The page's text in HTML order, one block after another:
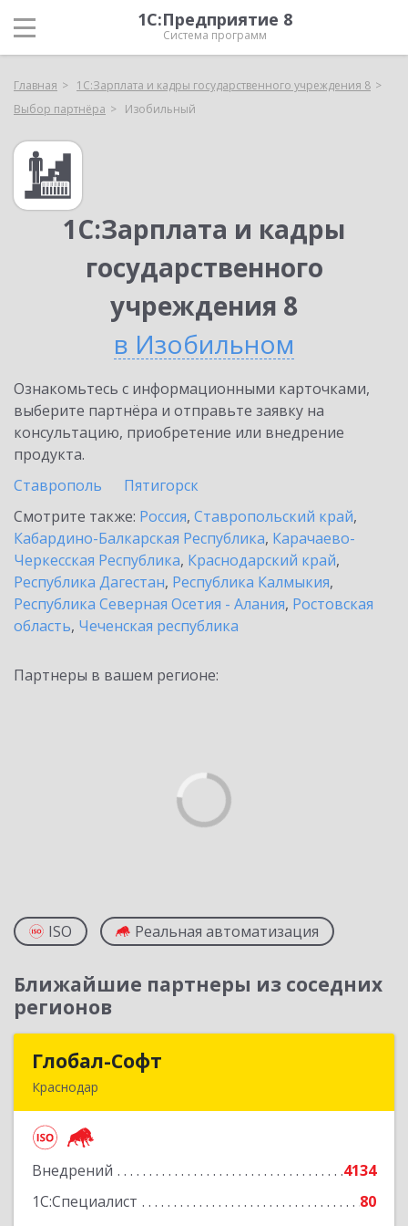
1С:Предприятие 8
Система программ
Главная
1С:Зарплата и кадры государственного учреждения 8
Выбор партнёра
Изобильный
1С:Зарплата и кадры
государственного
учреждения 8
в Изобильном
Ознакомьтесь с информационными карточками,
выберите партнёра и отправьте заявку на
консультацию, приобретение или внедрение
продукта.
Ставрополь
Пятигорск
Смотрите также: Россия, Ставропольский край,
Кабардино-Балкарская Республика, Карачаево-
Черкесская Республика, Краснодарский край,
Республика Дагестан, Республика Калмыкия,
Республика Северная Осетия - Алания, Ростовская
область, Чеченская республика
Партнеры в вашем регионе:
ISO Реальная автоматизация
Ближайшие партнеры из соседних
регионов
Глобал-Софт
Краснодар
Внедрений
4134
1С:Специалист
80
Подробнее